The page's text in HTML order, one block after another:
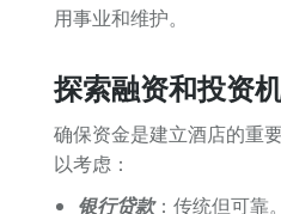
用事业和维护。
探索融资和投资
确保资金是建立酒店的重
以考虑：
银行贷款：传统但可靠。